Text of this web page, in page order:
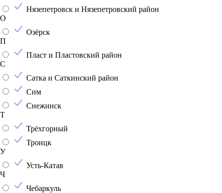
Нязепетровск и Нязепетровский район
О
Озёрск
П
Пласт и Пластовский район
С
Сатка и Саткинский район
Сим
Снежинск
Т
Трёхгорный
Троицк
У
Усть-Катав
Ч
Чебаркуль